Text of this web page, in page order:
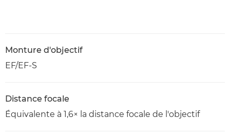
Monture d'objectif
EF/EF-S
Distance focale
Équivalente à 1,6× la distance focale de l'objectif